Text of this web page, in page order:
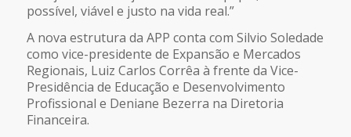
possível, viável e justo na vida real.”
A nova estrutura da APP conta com Silvio Soledade
como vice-presidente de Expansão e Mercados
Regionais, Luiz Carlos Corrêa à frente da Vice-
Presidência de Educação e Desenvolvimento
Profissional e Deniane Bezerra na Diretoria
Financeira.